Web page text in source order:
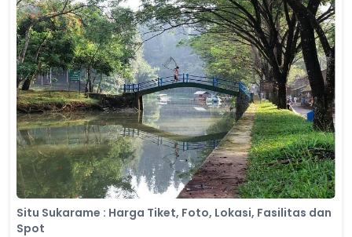
Situ Sukarame : Harga Tiket, Foto, Lokasi, Fasilitas dan
Spot